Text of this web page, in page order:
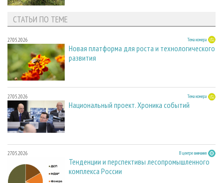
СТАТЬИ ПО ТЕМЕ
27.05.2026 Тема номера
Новая платформа для роста и технологического
развития
27.05.2026 Тема номера
Национальный проект. Хроника событий
27.05.2026 В центре внимания
Тенденции и перспективы лесопромышленного
комплекса России